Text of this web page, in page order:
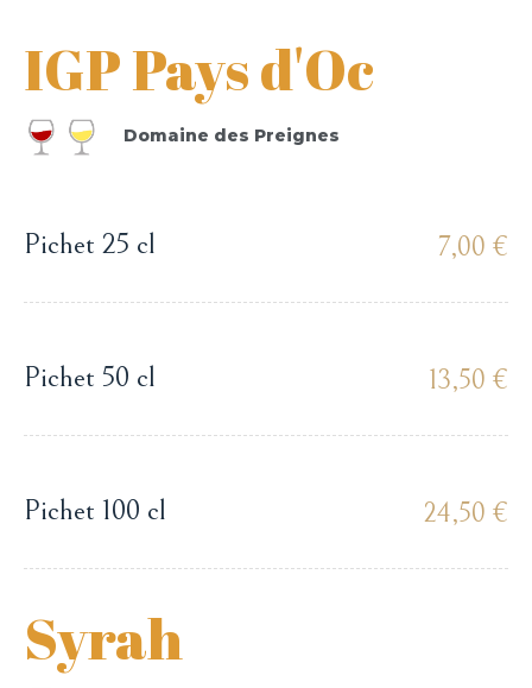
IGP Pays d'Oc
Domaine des Preignes
Pichet 25 cl 7,00 €
Pichet 50 cl 13,50 €
Pichet 100 cl 24,50 €
Syrah